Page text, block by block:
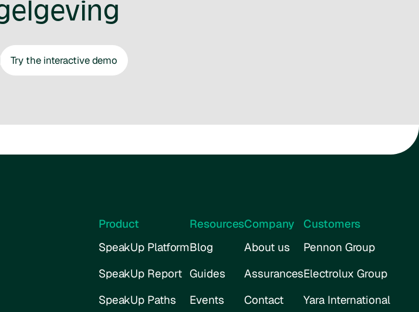
Try the interactive demo
Product
SpeakUp Platform
SpeakUp Report
SpeakUp Paths
Resources
Blog
Guides
Events
Company
About us
Assurances
Contact
Customers
Pennon Group
Electrolux Group
Yara International